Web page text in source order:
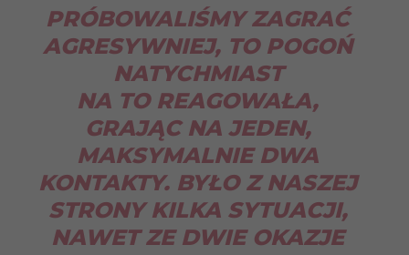
PRÓBOWALIŚMY ZAGRAĆ
AGRESYWNIEJ, TO POGOŃ
NATYCHMIAST
NA TO REAGOWAŁA,
GRAJĄC NA JEDEN,
MAKSYMALNIE DWA
KONTAKTY. BYŁO Z NASZEJ
STRONY KILKA SYTUACJI,
NAWET ZE DWIE OKAZJE